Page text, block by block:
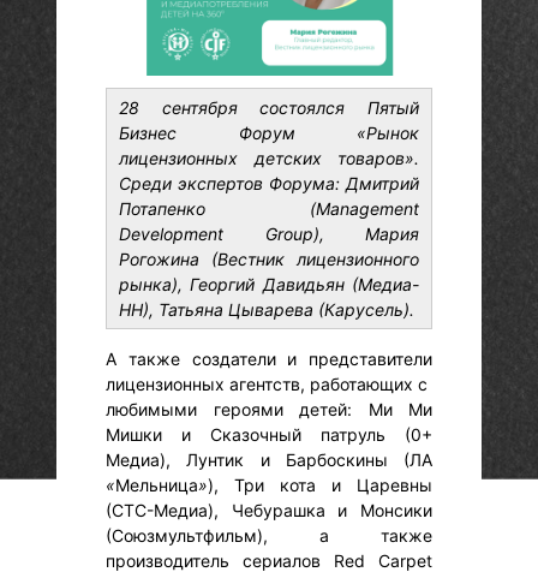
28 сентября состоялся Пятый
Бизнес Форум «Рынок
лицензионных детских товаров».
Среди экспертов Форума: Дмитрий
Потапенко (Management
Development Group), Мария
Рогожина (Вестник лицензионного
рынка), Георгий Давидьян (Медиа-
НН), Татьяна Цыварева (Карусель).
А также создатели и представители
лицензионных агентств, работающих с
любимыми героями детей: Ми Ми
Мишки и Сказочный патруль (0+
Медиа), Лунтик и Барбоскины (ЛА
«Мельница»), Три кота и Царевны
(СТС-Медиа), Чебурашка и Монсики
(Союзмультфильм), а также
производитель сериалов Red Carpet